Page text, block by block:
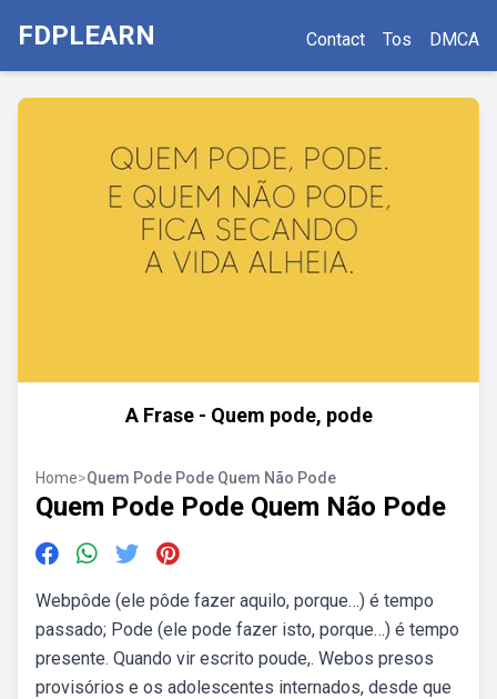
FDPLEARN Contact Tos DMCA
A Frase - Quem pode, pode
Home>Quem Pode Pode Quem Não Pode
Quem Pode Pode Quem Não Pode
Webpôde (ele pôde fazer aquilo, porque…) é tempo
passado; Pode (ele pode fazer isto, porque…) é tempo
presente. Quando vir escrito poude,. Webos presos
provisórios e os adolescentes internados, desde que